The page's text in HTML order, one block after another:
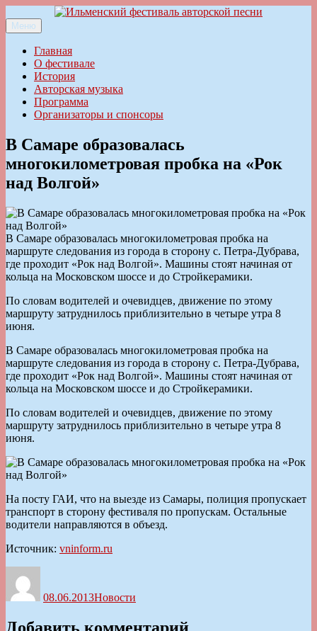
к
содержимому
Ильменский фестиваль авторской песни
Меню
Главная
О фестивале
История
Авторская музыка
Программа
Организаторы и спонсоры
В Самаре образовалась
многокилометровая пробка на «Рок
над Волгой»
В Самаре образовалась многокилометровая пробка на
маршруте следования из города в сторону с. Петра-Дубрава,
где проходит «Рок над Волгой». Машины стоят начиная от
кольца на Московском шоссе и до Стройкерамики.
По словам водителей и очевидцев, движение по этому
маршруту затруднилось приблизительно в четыре утра 8
июня.
В Самаре образовалась многокилометровая пробка на
маршруте следования из города в сторону с. Петра-Дубрава,
где проходит «Рок над Волгой». Машины стоят начиная от
кольца на Московском шоссе и до Стройкерамики.
По словам водителей и очевидцев, движение по этому
маршруту затруднилось приблизительно в четыре утра 8
июня.
На посту ГАИ, что на выезде из Самары, полиция пропускает
транспорт в сторону фестиваля по пропускам. Остальные
водители направляются в объезд.
Источник: vninform.ru
08.06.2013Новости
Добавить комментарий